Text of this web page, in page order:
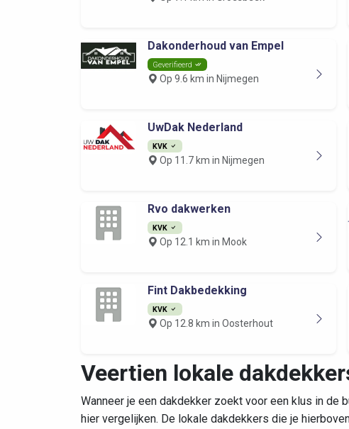
Dakonderhoud van Empel
Geverifieerd
Op 9.6 km in Nijmegen
UwDak Nederland
KVK
Op 11.7 km in Nijmegen
Rvo dakwerken
KVK
Op 12.1 km in Mook
Fint Dakbedekking
KVK
Op 12.8 km in Oosterhout
Veertien lokale
Wanneer je een dakdekker zoekt voor een klus in de
hier vergelijken. De lokale dakdekkers die je